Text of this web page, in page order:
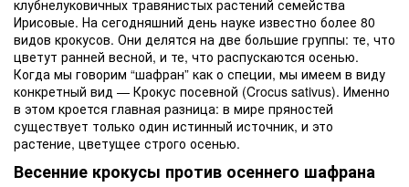
клубнелуковичных травянистых растений семейства
Ирисовые. На сегодняшний день науке известно более 80
видов крокусов. Они делятся на две большие группы: те, что
цветут ранней весной, и те, что распускаются осенью.
Когда мы говорим “шафран” как о специи, мы имеем в виду
конкретный вид — Крокус посевной (Crocus sativus). Именно
в этом кроется главная разница: в мире пряностей
существует только один истинный источник, и это
растение, цветущее строго осенью.
Весенние крокусы против осеннего шафрана